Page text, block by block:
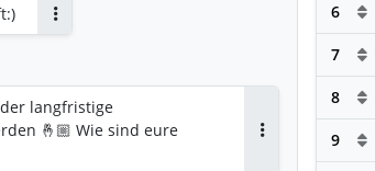
langfristige
🤞🏼 Wie sind eure
6
7
8
9